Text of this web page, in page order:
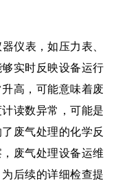
仪表，如压力表、
实时反映设备运行
高，可能意味着废
读数异常，可能是
废气处理的化学反
废气处理设备运维
后续的详细检查提